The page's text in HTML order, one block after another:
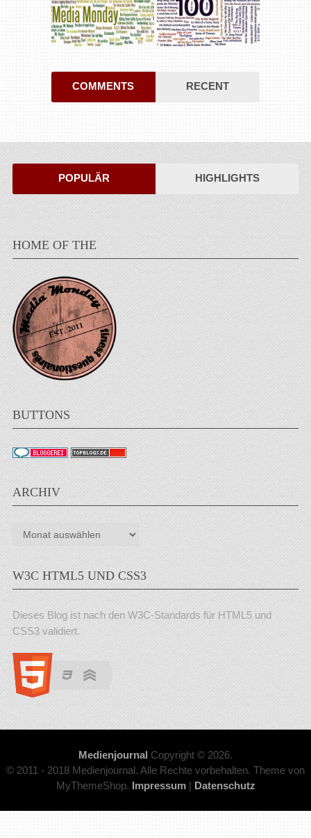
COMMENTS RECENT
POPULÄR HIGHLIGHTS
HOME OF THE
BUTTONS
ARCHIV
Archiv
W3C HTML5 UND CSS3
Dieses Blog ist nach den W3C-Standards für HTML5 und
CSS3 validiert.
Medienjournal Copyright © 2026.
© 2011 - 2018 Medienjournal. Alle Rechte vorbehalten. Theme von
MyThemeShop. Impressum| Datenschutz